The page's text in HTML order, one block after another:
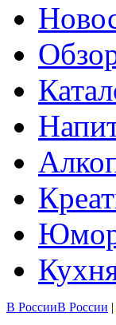
В РоссииВ России |